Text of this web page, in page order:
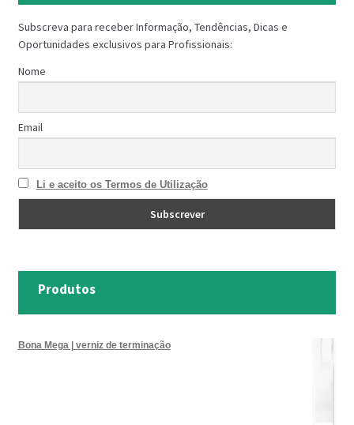
Subscreva para receber Informação, Tendências, Dicas e
Oportunidades exclusivos para Profissionais:
Nome
Email
Li e aceito os Termos de Utilização
Produtos
Bona Mega | verniz de terminação